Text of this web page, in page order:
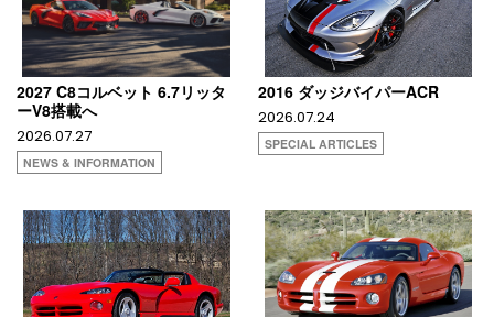
2027 C8コルベット 6.7リッタ
ーV8搭載へ
2026.07.27
NEWS & INFORMATION
2016 ダッジバイパーACR
2026.07.24
SPECIAL ARTICLES